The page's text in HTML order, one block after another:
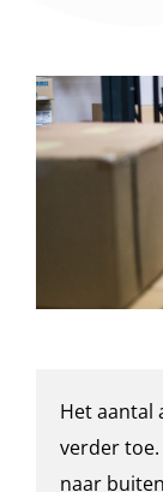
Het aantal
verder toe.
naar